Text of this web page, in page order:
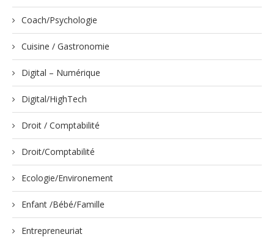
Coach/Psychologie
Cuisine / Gastronomie
Digital – Numérique
Digital/HighTech
Droit / Comptabilité
Droit/Comptabilité
Ecologie/Environement
Enfant /Bébé/Famille
Entrepreneuriat